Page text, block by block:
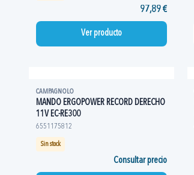
97,89 €
Ver producto
CAMPAGNOLO
MANDO ERGOPOWER RECORD DERECHO
11V EC-RE300
6551175812
Sin stock
Consultar precio